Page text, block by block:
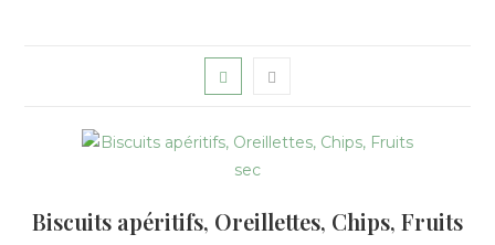
Biscuits apéritifs, Oreillettes, Chips, Fruits